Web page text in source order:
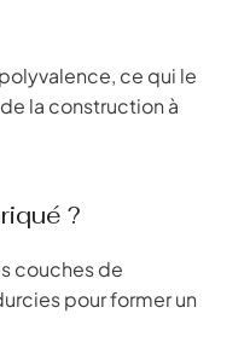
ce qui le
la construction à
?
couches de
pour former un